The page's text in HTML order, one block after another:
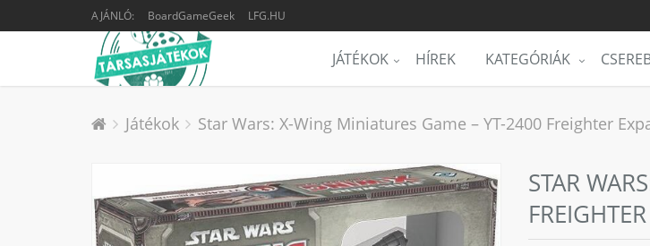
AJÁNLÓ: BoardGameGeek LFG.HU
JÁTÉKOK HÍREK KATEGÓRIÁK
Játékok Star Wars: X-Wing Miniatures Game – YT-2400 Freighter
STAR